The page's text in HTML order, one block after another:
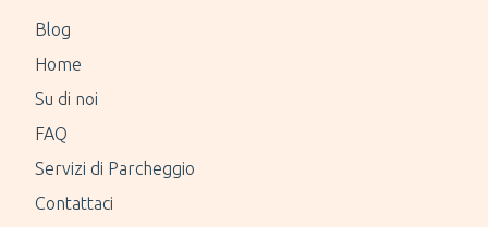
Blog
Home
Su di noi
FAQ
Servizi di Parcheggio
Contattaci